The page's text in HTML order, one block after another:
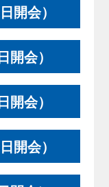
開会）
会）
会）
開会）